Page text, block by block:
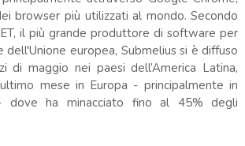
browser più utilizzati al mondo. Secondo
il più grande produttore di software per
dell'Unione europea, Submelius si è diffuso
di maggio nei paesi dell’America Latina,
mese in Europa - principalmente in
dove ha minacciato fino al 45% degli